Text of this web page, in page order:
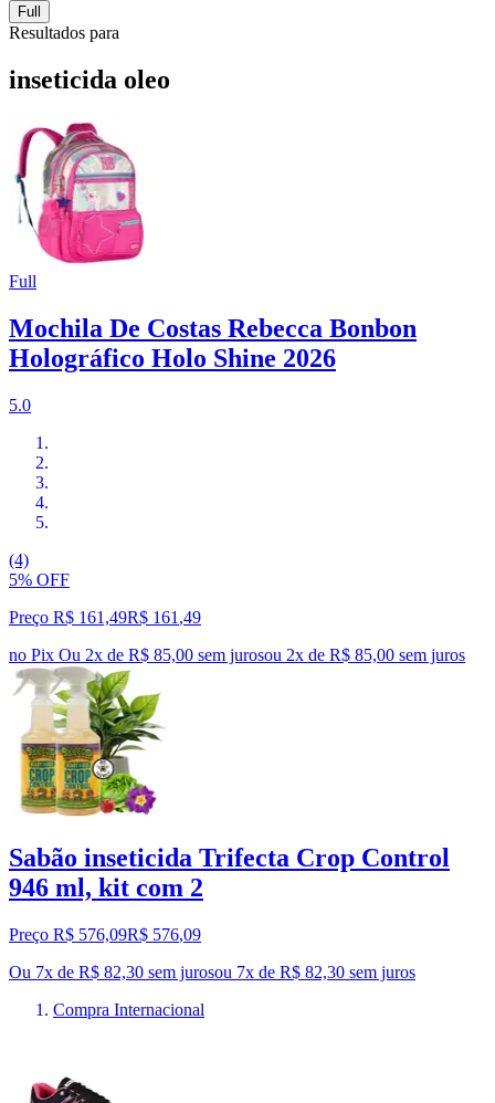
Full
Resultados para
inseticida oleo
Full
Mochila De Costas Rebecca Bonbon
Holográfico Holo Shine 2026
5.0
(4)
5% OFF
Preço R$ 161,49R$ 161 ,49
no Pix Ou 2x de R$ 85,00 sem jurosou 2x de R$ 85,00 sem juros
Sabão inseticida Trifecta Crop Control
946 ml, kit com 2
Preço R$ 576,09R$ 576,09
Ou 7x de R$ 82,30 sem jurosou 7x de R$ 82,30 sem juros
Compra Internacional